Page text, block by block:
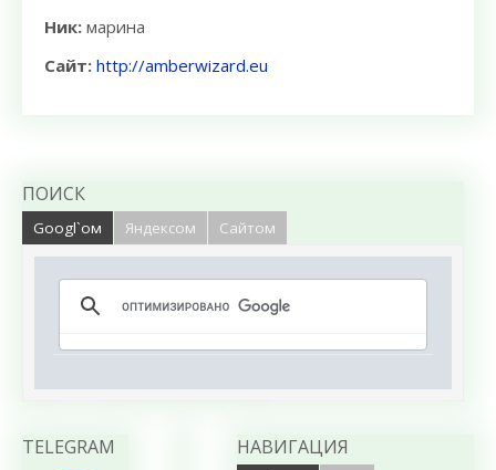
Ник: марина
Сайт: http://amberwizard.eu
ПОИСК
Googl`ом Яндексом Сайтом
TELEGRAM НАВИГАЦИЯ